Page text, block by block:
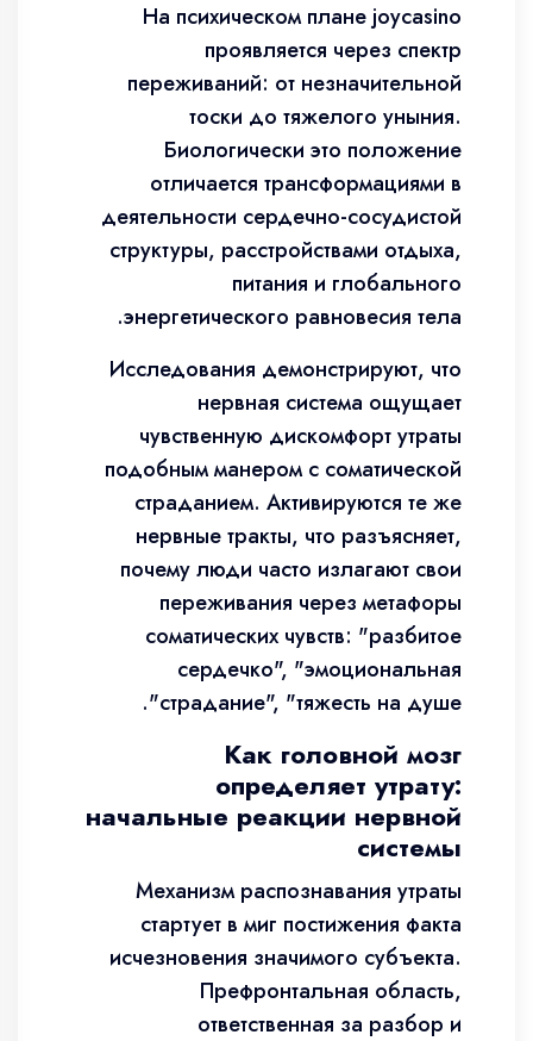
На психическом плане joycasino
проявляется через спектр
переживаний: от незначительной
тоски до тяжелого уныния.
Биологически это положение
отличается трансформациями в
деятельности сердечно-сосудистой
структуры, расстройствами отдыха,
питания и глобального
энергетического равновесия тела.
Исследования демонстрируют, что
нервная система ощущает
чувственную дискомфорт утраты
подобным манером с соматической
страданием. Активируются те же
нервные тракты, что разъясняет,
почему люди часто излагают свои
переживания через метафоры
соматических чувств: "разбитое
сердечко", "эмоциональная
страдание", "тяжесть на душе".
Как головной мозг
определяет утрату:
начальные реакции нервной
системы
Механизм распознавания утраты
стартует в миг постижения факта
исчезновения значимого субъекта.
Префронтальная область,
ответственная за разбор и